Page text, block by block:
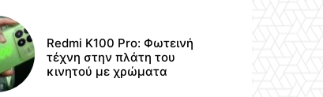
Redmi K100 Pro: Φωτεινή
τέχνη στην πλάτη του
κινητού με χρώματα